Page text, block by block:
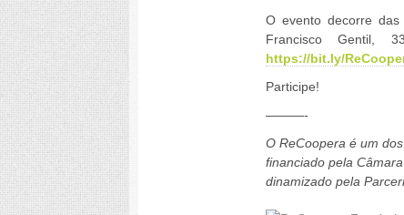
O evento decorre
Francisco Gentil,
https://bit.ly/
Participe!
———-
O ReCoopera é um
financiado pela
dinamizado pela